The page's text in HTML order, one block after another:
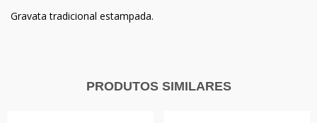
Gravata tradicional estampada.
PRODUTOS SIMILARES